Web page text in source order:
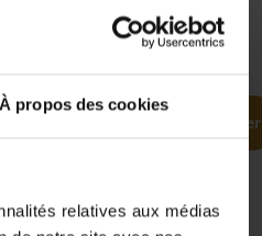
À propos des cookies
relatives aux médias
37,50
Ajouter au panier